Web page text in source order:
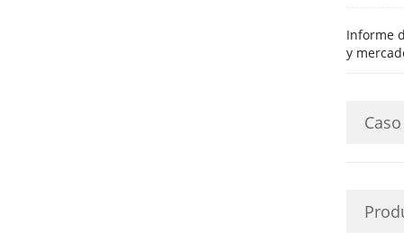
Informe
y
Caso